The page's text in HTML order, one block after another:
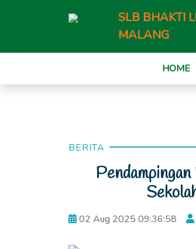
SLB BHAKTI
MALANG
HOME
BERITA
02 Aug 2025 09:36:58